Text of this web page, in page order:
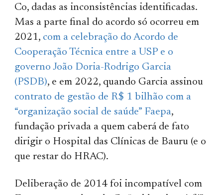
Co, dadas as inconsistências identificadas.
Mas a parte final do acordo só ocorreu em
2021, com a celebração do Acordo de
Cooperação Técnica entre a USP e o
governo João Doria-Rodrigo Garcia
(PSDB), e em 2022, quando Garcia assinou
contrato de gestão de R$ 1 bilhão com a
“organização social de saúde” Faepa,
fundação privada a quem caberá de fato
dirigir o Hospital das Clínicas de Bauru (e o
que restar do HRAC).
Deliberação de 2014 foi incompatível com